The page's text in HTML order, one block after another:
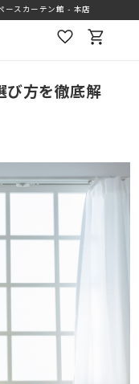
ースカーテン館 - 本店
び方を徹底解